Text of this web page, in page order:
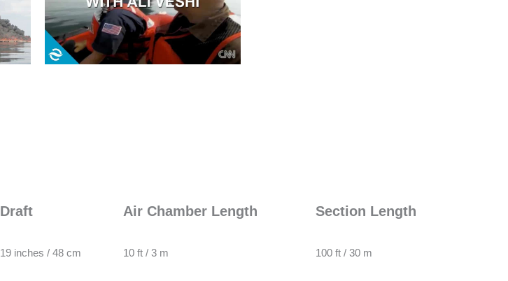
Draft Air Chamber Length Section Length
19 inches / 48 cm 10 ft / 3 m 100 ft / 30 m